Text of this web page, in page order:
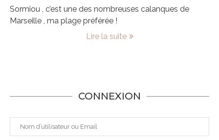
Sormiou , c’est une des nombreuses calanques de
Marseille , ma plage préférée !
Lire la suite
CONNEXION